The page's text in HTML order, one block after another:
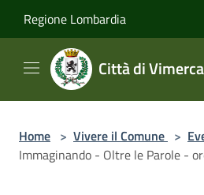
Regione Lombardia
Città di
Home > Vivere il Comune >
Immaginando - Oltre le Parole -